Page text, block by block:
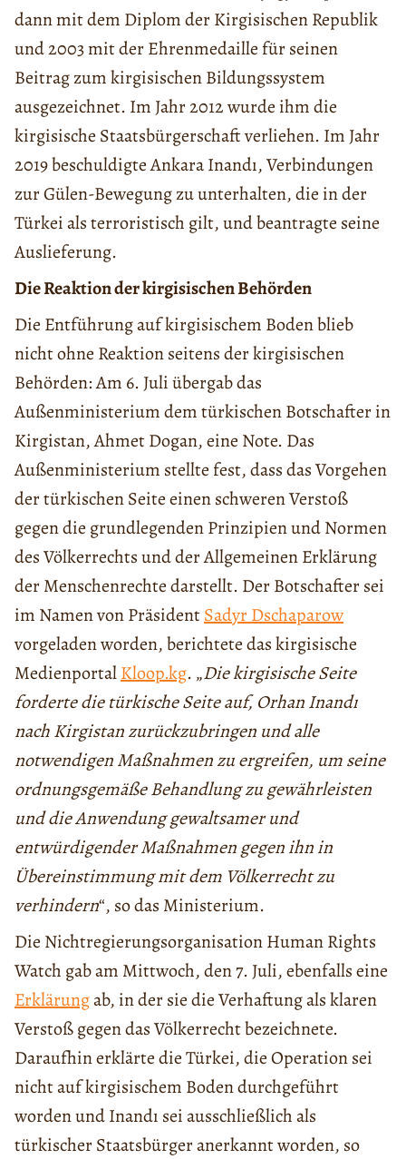
dann mit dem Diplom der Kirgisischen Republik
und 2003 mit der Ehrenmedaille für seinen
Beitrag zum kirgisischen Bildungssystem
ausgezeichnet. Im Jahr 2012 wurde ihm die
kirgisische Staatsbürgerschaft verliehen. Im Jahr
2019 beschuldigte Ankara Inandı, Verbindungen
zur Gülen-Bewegung zu unterhalten, die in der
Türkei als terroristisch gilt, und beantragte seine
Auslieferung.
Die Reaktion der kirgisischen Behörden
Die Entführung auf kirgisischem Boden blieb
nicht ohne Reaktion seitens der kirgisischen
Behörden: Am 6. Juli übergab das
Außenministerium dem türkischen Botschafter in
Kirgistan, Ahmet Dogan, eine Note. Das
Außenministerium stellte fest, dass das Vorgehen
der türkischen Seite einen schweren Verstoß
gegen die grundlegenden Prinzipien und Normen
des Völkerrechts und der Allgemeinen Erklärung
der Menschenrechte darstellt. Der Botschafter sei
im Namen von PräsidentSadyr Dschaparow
vorgeladen worden, berichtete das kirgisische
MedienportalKloop.kg. „Die kirgisische Seite
forderte die türkische Seite auf, Orhan Inandı
nach Kirgistan zurückzubringen und alle
notwendigen Maßnahmen zu ergreifen, um seine
ordnungsgemäße Behandlung zu gewährleisten
und die Anwendung gewaltsamer und
entwürdigender Maßnahmen gegen ihn in
Übereinstimmung mit dem Völkerrecht zu
verhindern“, so das Ministerium.
Die Nichtregierungsorganisation Human Rights
Watch gab am Mittwoch, den 7. Juli, ebenfalls eine
Erklärungab, in der sie die Verhaftung als klaren
Verstoß gegen das Völkerrecht bezeichnete.
Daraufhin erklärte die Türkei, die Operation sei
nicht auf kirgisischem Boden durchgeführt
worden und Inandı sei ausschließlich als
türkischer Staatsbürger anerkannt worden, so